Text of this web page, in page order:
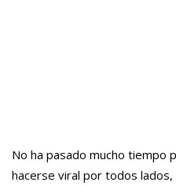
No ha pasado mucho tiempo
hacerse viral por todos